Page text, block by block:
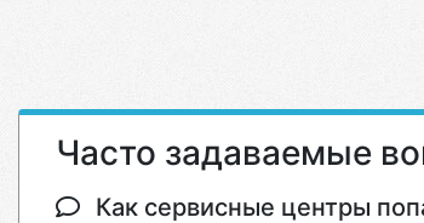
Часто задаваемые
Как сервисные центры